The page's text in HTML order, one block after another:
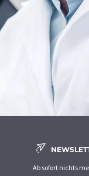
Ab sofort nichts